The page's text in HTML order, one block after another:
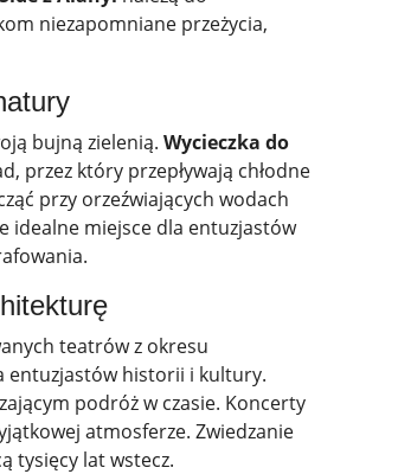
niezapomniane przeżycia,
bujną zielenią. Wycieczka do
przez który przepływają chłodne
przy orzeźwiających wodach
idealne miejsce dla entuzjastów
teatrów z okresu
entuzjastów historii i kultury.
podróż w czasie. Koncerty
atmosferze. Zwiedzanie
tysięcy lat wstecz.